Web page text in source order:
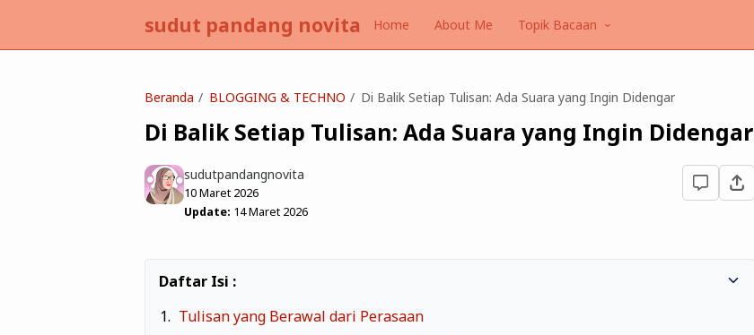
sudut pandang novita Home About Me Topik Bacaan
Beranda BLOGGING & TECHNO Di Balik Setiap Tulisan: Ada Suara yang Ingin Didengar
Di Balik Setiap Tulisan: Ada Suara yang Ingin Didengar
sudutpandangnovita
10 Maret 2026
Update: 14 Maret 2026
Tulisan yang Berawal dari Perasaan